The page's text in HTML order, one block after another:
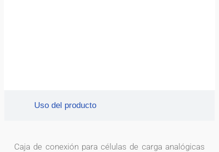
Uso del producto
Caja de conexión para células de carga analógicas